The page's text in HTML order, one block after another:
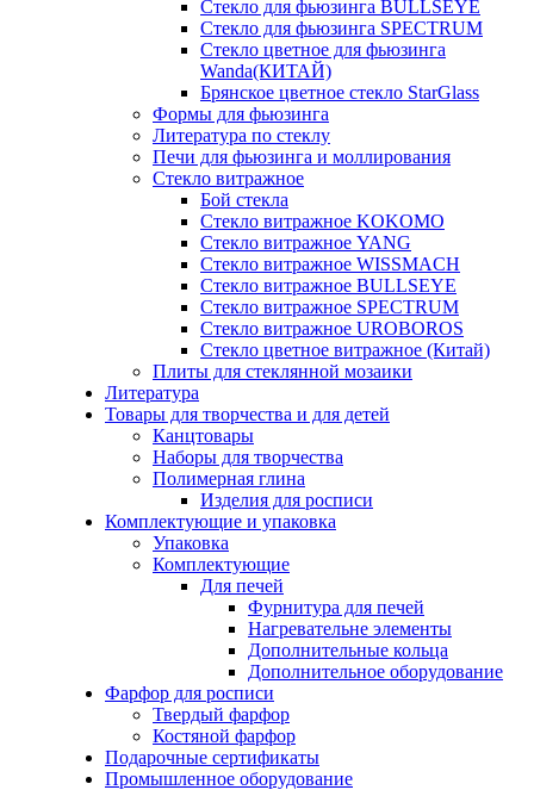
Стекло для фьюзинга BULLSEYE
Стекло для фьюзинга SPECTRUM
Стекло цветное для фьюзинга
Wanda(КИТАЙ)
Брянское цветное стекло StarGlass
Формы для фьюзинга
Литература по стеклу
Печи для фьюзинга и моллирования
Стекло витражное
Бой стекла
Стекло витражное KOKOMO
Стекло витражное YANG
Стекло витражное WISSMACH
Стекло витражное BULLSEYE
Стекло витражное SPECTRUM
Стекло витражное UROBOROS
Стекло цветное витражное (Китай)
Плиты для стеклянной мозаики
Литература
Товары для творчества и для детей
Канцтовары
Наборы для творчества
Полимерная глина
Изделия для росписи
Комплектующие и упаковка
Упаковка
Комплектующие
Для печей
Фурнитура для печей
Нагревательне элементы
Дополнительные кольца
Дополнительное оборудование
Фарфор для росписи
Твердый фарфор
Костяной фарфор
Подарочные сертификаты
Промышленное оборудование